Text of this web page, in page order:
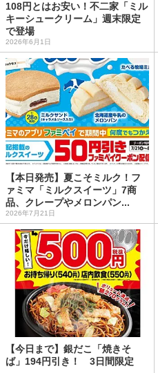
108円とはお安い！不二家「ミル
キーシュークリーム」週末限定
で登場
2026年6月1日
【本日発売】夏こそミルク！フ
ァミマ「ミルクスイーツ」7商
品、クレープやメロンパン...
2026年7月21日
【今日まで】銀だこ「焼きそ
ば」194円引き！ 3日間限定